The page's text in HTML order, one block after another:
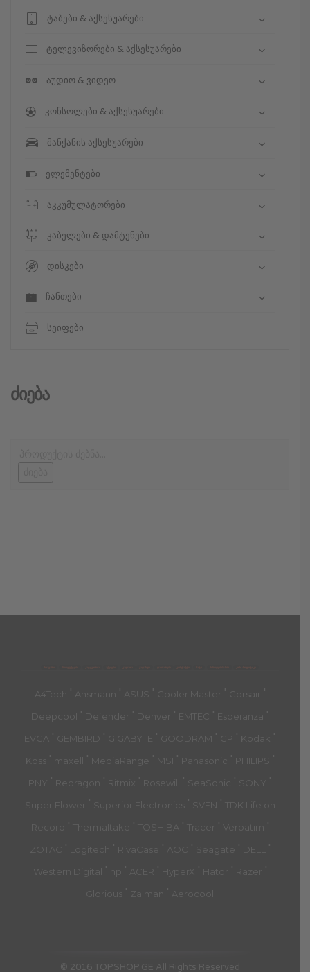
ტაბები & აქსესუარები
ტელევიზორები & აქსესუარები
აუდიო & ვიდეო
კონსოლები & აქსესუარები
მანქანის აქსესუარები
ელემენტები
აკკუმულატორები
კაბელები & დამტენები
დისკები
ჩანთები
სეიფები
Ძიება
მთავარი კალათა
A4Tech ' Ansmann ' ASUS ' Cooler Master ' Corsair '
Deepcool ' Defender ' Denver ' EMTEC ' Esperanza '
EVGA ' GEMBIRD ' GIGABYTE ' GOODRAM ' GP ' Kodak '
Koss ' maxell ' MediaRange ' MSI ' Panasonic ' PHILIPS '
PNY ' Redragon ' Ritmix ' Rosewill ' SeaSonic ' SONY '
Super Flower ' Superior Electronics ' SVEN ' TDK Life on
Record ' Thermaltake ' TOSHIBA ' Tracer ' Verbatim '
ZOTAC ' Logitech ' RivaCase ' AOC ' Seagate ' DELL '
Western Digital ' hp ' ACER ' HyperX ' Hator ' Razer '
Glorious ' Zalman ' Aerocool
© 2016 TOPSHOP.GE All Rights Reserved